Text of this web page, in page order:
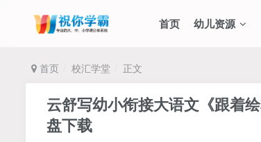
首页 幼儿资源
首页 校汇学堂 正文
云舒写幼小衔接大语文《跟着
盘下载